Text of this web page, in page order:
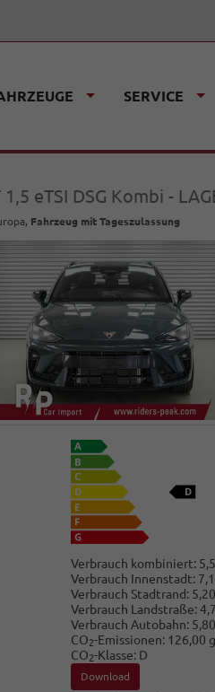
SERVICE
1,5 eTSI DSG Kombi -
Fahrzeug mit Tageszulassung
Verbrauch kombiniert:
Verbrauch Innenstadt:
Verbrauch Stadtrand:
Verbrauch Landstraße:
Verbrauch Autobahn:
CO2-Emissionen: 126,00
CO2-Klasse: D
Download